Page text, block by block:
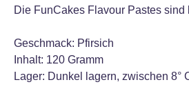
Die FunCakes Flavour Pastes
Geschmack: Pfirsich
Inhalt: 120 Gramm
Lager: Dunkel lagern, zwischen 8°